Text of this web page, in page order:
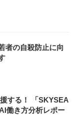
者の自殺防止に向
する！ 「SKYSEA
働き方分析レポー